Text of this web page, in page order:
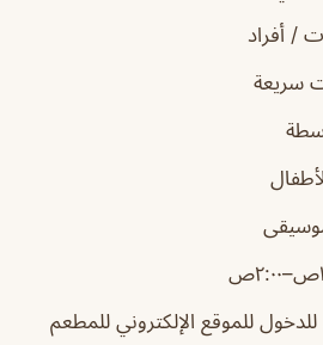
/ أفراد
سريعة
للدخول للموقع الإلكتروني للمطعم